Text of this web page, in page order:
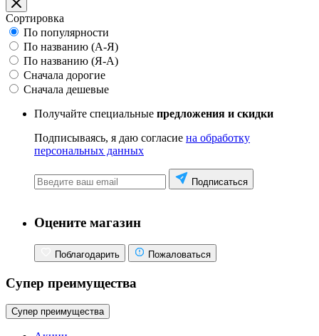
Сортировка
По популярности
По названию (А-Я)
По названию (Я-А)
Сначала дорогие
Сначала дешевые
Получайте специальные предложения и скидки
Подписываясь, я даю согласие на обработку
персональных данных
Подписаться
Оцените магазин
Поблагодарить Пожаловаться
Супер преимущества
Супер преимущества